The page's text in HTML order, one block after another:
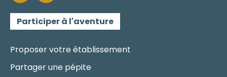
Participer à l'aventure
Proposer votre établissement
Partager une pépite